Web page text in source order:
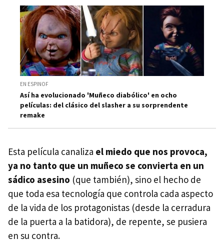
EN ESPINOF
Así ha evolucionado 'Muñeco diabólico' en ocho
películas: del clásico del slasher a su sorprendente
remake
Esta película canaliza el miedo que nos provoca,
ya no tanto que un muñeco se convierta en un
sádico asesino (que también), sino el hecho de
que toda esa tecnología que controla cada aspecto
de la vida de los protagonistas (desde la cerradura
de la puerta a la batidora), de repente, se pusiera
en su contra.